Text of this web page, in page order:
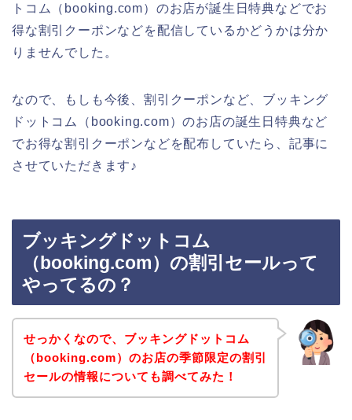
トコム（booking.com）のお店が誕生日特典などでお
得な割引クーポンなどを配信しているかどうかは分か
りませんでした。
なので、もしも今後、割引クーポンなど、ブッキング
ドットコム（booking.com）のお店の誕生日特典など
でお得な割引クーポンなどを配布していたら、記事に
させていただきます♪
ブッキングドットコム
（booking.com）の割引セールって
やってるの？
せっかくなので、ブッキングドットコム
（booking.com）のお店の季節限定の割引
セールの情報についても調べてみた！